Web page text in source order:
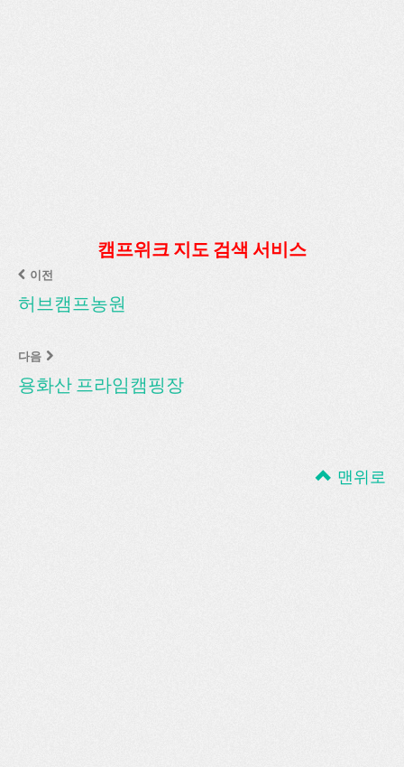
캠프위크 지도 검색 서비스
이전
허브캠프농원
다음
용화산 프라임캠핑장
맨위로